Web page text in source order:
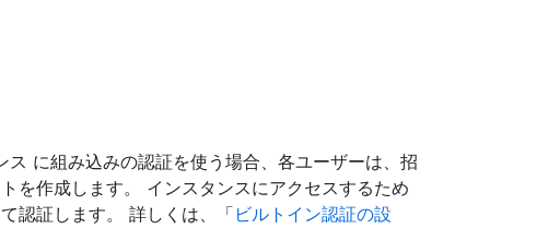
に組み込みの認証を使う場合、各ユーザーは、招
を作成します。 インスタンスにアクセスするため
認証します。 詳しくは、「 ビルトイン認証の設